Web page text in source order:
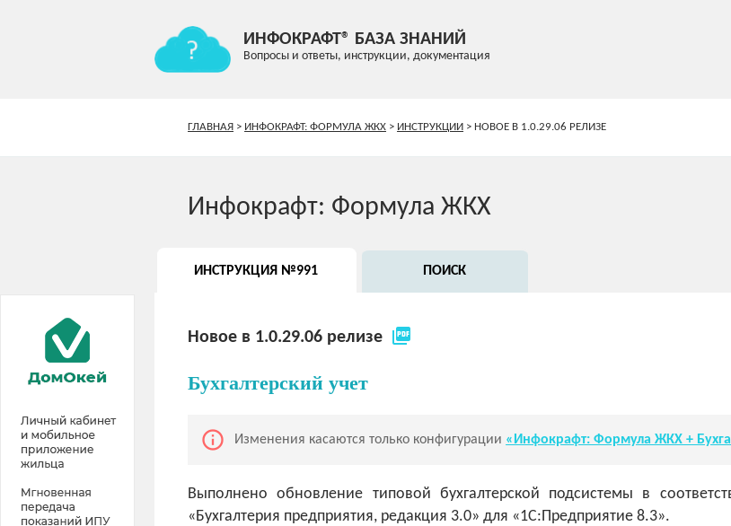
ИНФОКРАФТ® БАЗА ЗНАНИЙ
Вопросы и ответы, инструкции, документация
ГЛАВНАЯ > ИНФОКРАФТ: ФОРМУЛА ЖКХ > ИНСТРУКЦИИ > НОВОЕ В 1.0.29.06 РЕЛИЗЕ
Инфокрафт: Формула ЖКХ
ИНСТРУКЦИЯ №991 ПОИСК
Новое в 1.0.29.06 релизе picture_as_pdf
Бухгалтерский учет
info_outline Изменения касаются только конфигурации «Инфокрафт: Формула ЖКХ +
Выполнено обновление типовой бухгалтерской подсистемы в
«Бухгалтерия предприятия, редакция 3.0» для «1С:Предприятие 8.3».